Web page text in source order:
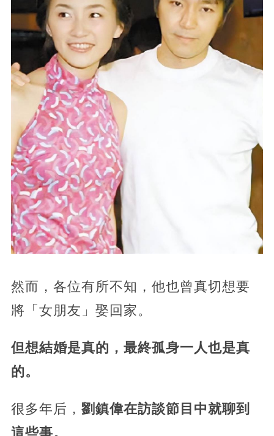
然而，各位有所不知，他也曾真切想要
將「女朋友」娶回家。
但想結婚是真的，最終孤身一人也是真
的。
很多年后， 劉鎮偉在訪談節目中就聊到
這些事。